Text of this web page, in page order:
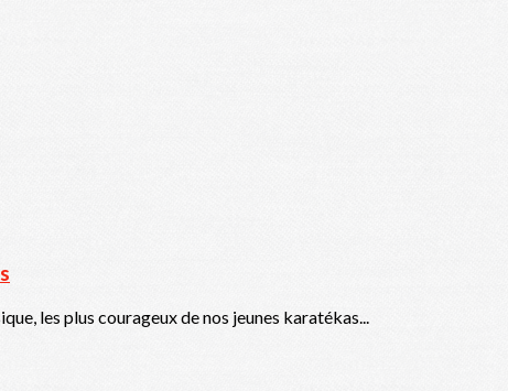
les plus courageux de nos jeunes karatékas...